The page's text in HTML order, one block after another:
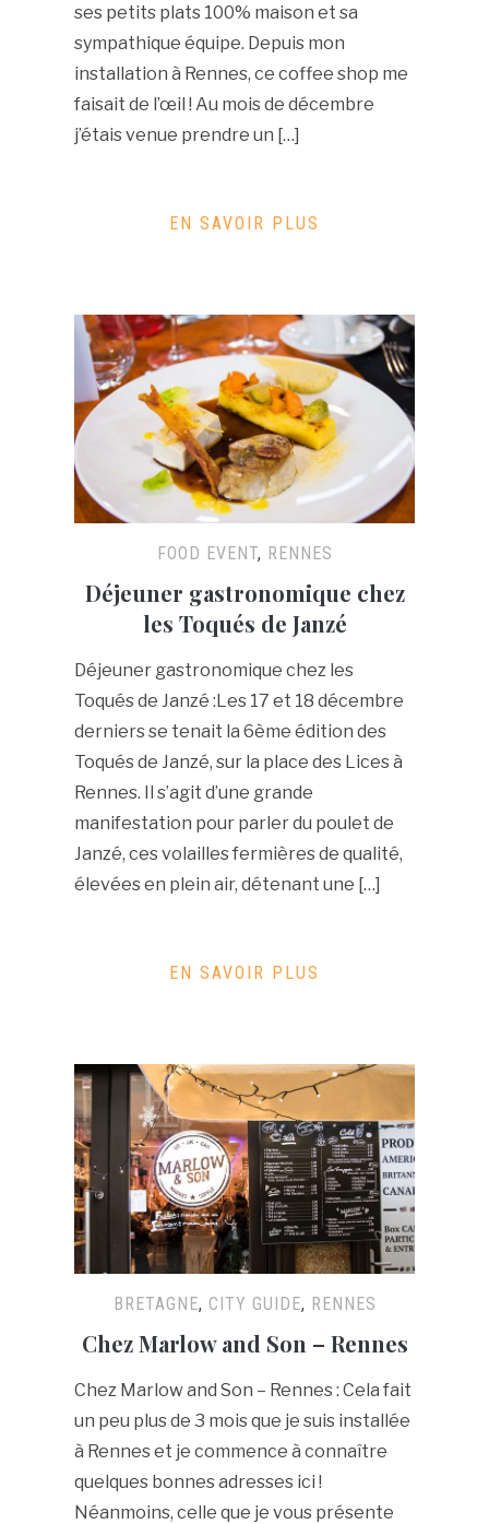
ses petits plats 100% maison et sa
sympathique équipe. Depuis mon
installation à Rennes, ce coffee shop me
faisait de l’œil ! Au mois de décembre
j’étais venue prendre un […]
EN SAVOIR PLUS
FOOD EVENT, RENNES
Déjeuner gastronomique chez
les Toqués de Janzé
Déjeuner gastronomique chez les
Toqués de Janzé :Les 17 et 18 décembre
derniers se tenait la 6ème édition des
Toqués de Janzé, sur la place des Lices à
Rennes. Il s’agit d’une grande
manifestation pour parler du poulet de
Janzé, ces volailles fermières de qualité,
élevées en plein air, détenant une […]
EN SAVOIR PLUS
BRETAGNE, CITY GUIDE, RENNES
Chez Marlow and Son – Rennes
Chez Marlow and Son – Rennes : Cela fait
un peu plus de 3 mois que je suis installée
à Rennes et je commence à connaître
quelques bonnes adresses ici !
Néanmoins, celle que je vous présente